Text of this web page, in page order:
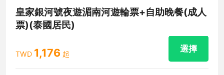
皇家銀河號夜遊湄南河遊輪票+自助晚餐(成人
票)(泰國居民)
TWD 1,176 起
選擇